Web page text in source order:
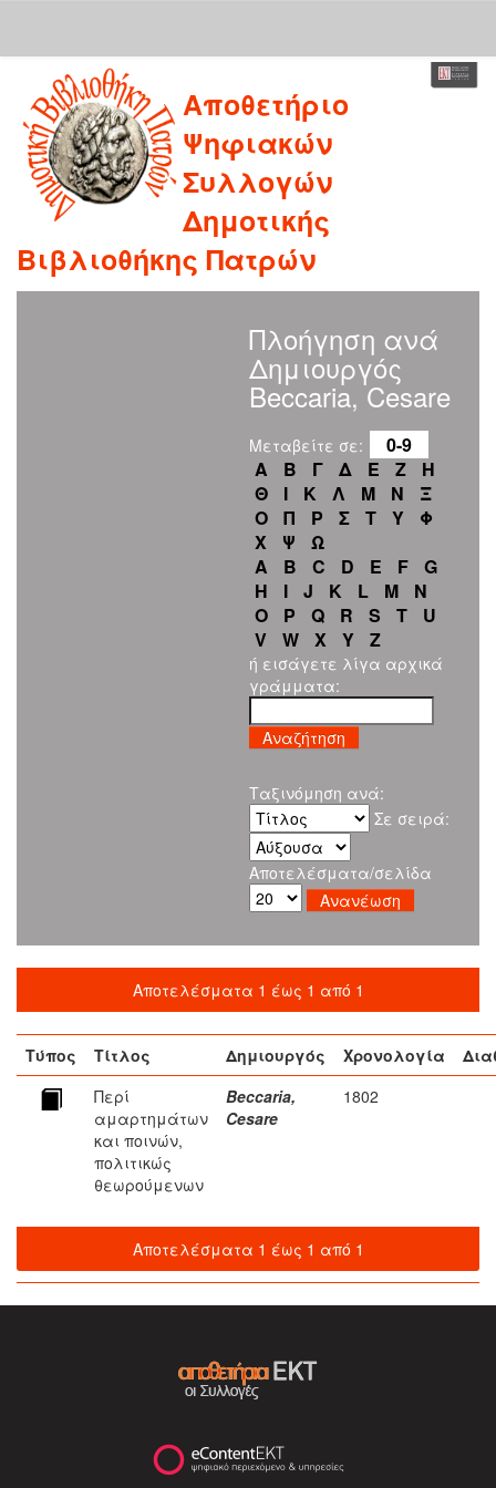
navigation
Αποθετήριο
Ψηφιακών
Συλλογών
Δημοτικής
Βιβλιοθήκης Πατρών
Πλοήγηση ανά
Δημιουργός
Beccaria, Cesare
Μεταβείτε σε:
0-9
Α
Β Γ Δ Ε Ζ
Η
Θ
Ι Κ Λ Μ Ν
Ξ
Ο
Π Ρ Σ Τ Υ
Φ
Χ
Ψ
Ω
A
B C D E F
G
H
I J K L M
N
O
P Q R S T
U
V
W X Y Z
ή εισάγετε λίγα αρχικά
γράμματα:
Ταξινόμηση ανά:
Σε σειρά:
Αποτελέσματα/σελίδα
Αποτελέσματα 1 έως 1 από 1
Τύπος Τίτλος Δημιουργός Χρονολογία
Περί
αμαρτημάτων
και ποινών,
πολιτικώς
θεωρούμενων
Beccaria,
Cesare
1802
Αποτελέσματα 1 έως 1 από 1